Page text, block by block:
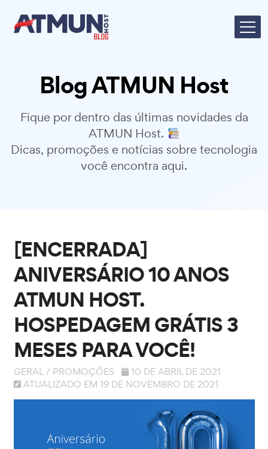
Blog ATMUN Host
Fique por dentro das últimas novidades da
ATMUN Host.
Dicas, promoções e notícias sobre tecnologia
você encontra aqui.
[ENCERRADA]
ANIVERSÁRIO 10 ANOS
ATMUN HOST.
HOSPEDAGEM GRÁTIS 3
MESES PARA VOCÊ!
GERAL/ PROMOÇÕES
10 DE ABRIL DE 2021
ATUALIZADO EM 19 DE NOVEMBRO DE 2021